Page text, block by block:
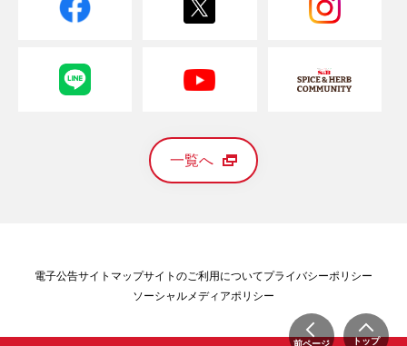
前ページ トップ
一覧へ
電子公告サイトマップサイトのご利用についてプライバシーポリシー
ソーシャルメディアポリシー